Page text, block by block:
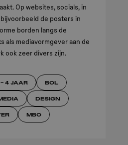
Op websites, socials, in
de posters in
borden langs de
als mediavormgever aan de
ook zeer divers zijn.
4 JAAR BOL
DESIGN
MBO